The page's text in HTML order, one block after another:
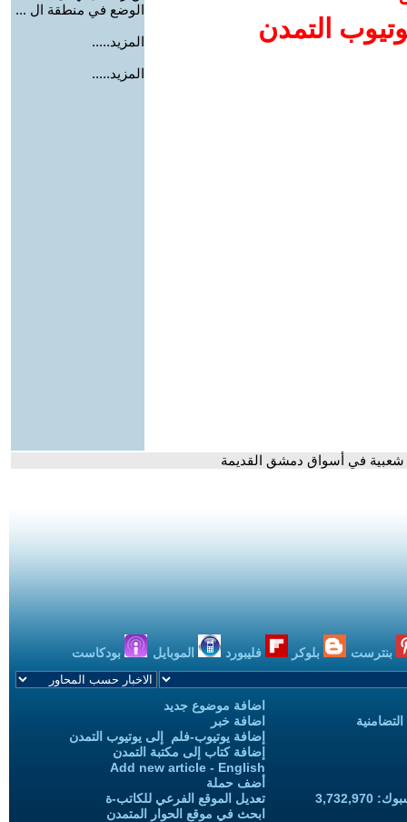
التمدن
الوضع في منطقة ال ...
المزيد.....
المزيد.....
في أسواق دمشق القديمة
بنترست بلوكر فليبورد الموبايل بودكاست
اضافة موضوع جديد
اضافة خبر
إضافة يوتيوب-فلم إلى يوتيوب التمدن
إضافة كتاب إلى مكتبة التمدن
Add new article - English
أضف حملة
تعديل الموقع الفرعي للكاتب-ة
ابحث في موقع الحوار المتمدن